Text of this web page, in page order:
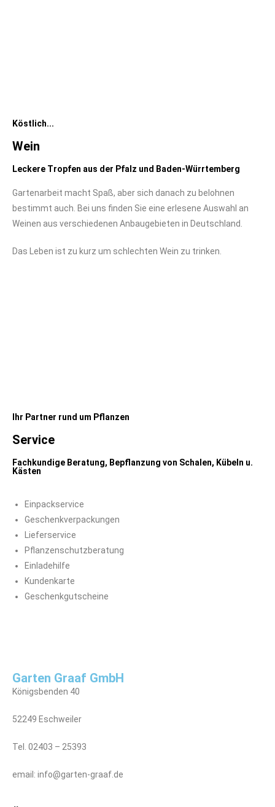
Köstlich...
Wein
Leckere Tropfen aus der Pfalz und Baden-Würrtemberg
Gartenarbeit macht Spaß, aber sich danach zu belohnen
bestimmt auch. Bei uns finden Sie eine erlesene Auswahl an
Weinen aus verschiedenen Anbaugebieten in Deutschland.
Das Leben ist zu kurz um schlechten Wein zu trinken.
Ihr Partner rund um Pflanzen
Service
Fachkundige Beratung, Bepflanzung von Schalen, Kübeln u.
Kästen
Einpackservice
Geschenkverpackungen
Lieferservice
Pflanzenschutzberatung
Einladehilfe
Kundenkarte
Geschenkgutscheine
Garten Graaf GmbH
Königsbenden 40
52249 Eschweiler
Tel. 02403 – 25393
email: info@garten-graaf.de